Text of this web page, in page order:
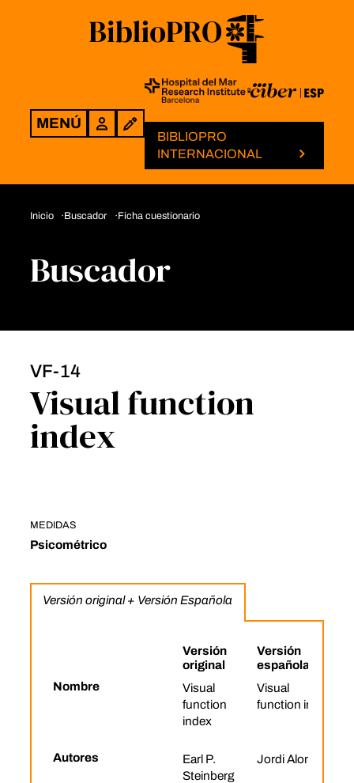
MENÚ Login
BIBLIOPRO
INTERNACIONAL
Inicio Buscador Ficha cuestionario
Buscador
VF-14
Visual function
index
MEDIDAS
Psicométrico
Versión original + Versión Española
Versión
original
Versión
española
Nombre
Visual
function
index
Visual
function index
Autores
Earl P.
Steinberg
Jordi Alonso